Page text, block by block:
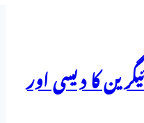
کا دیسی اور